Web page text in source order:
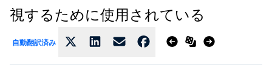
視するために使用されている
自動翻訳済み